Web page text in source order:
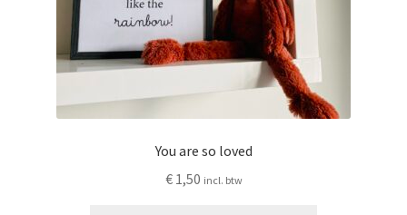
You are so loved
€1,50 incl. btw